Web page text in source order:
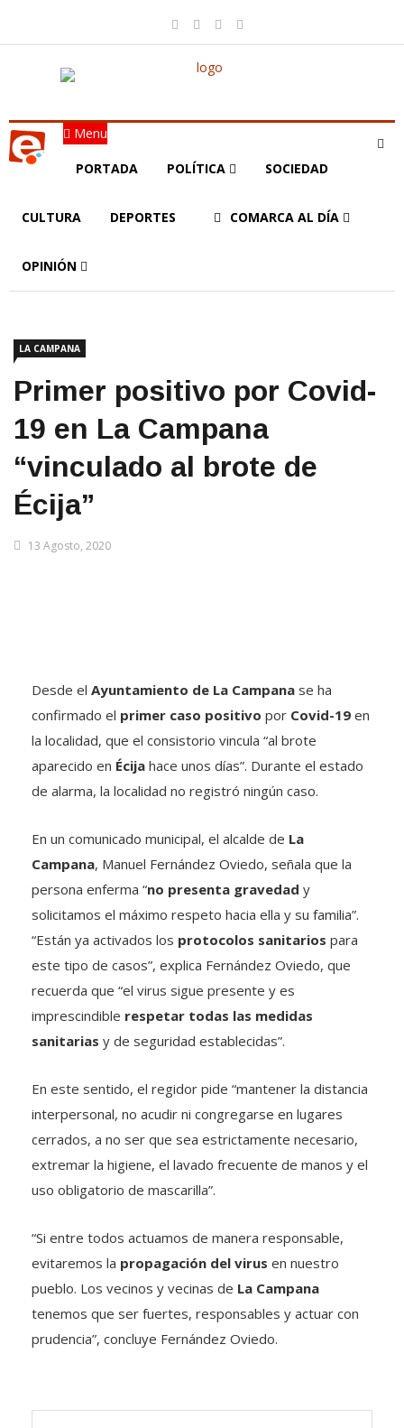
Menu
PORTADA POLÍTICA SOCIEDAD
CULTURA DEPORTES COMARCA AL DÍA
OPINIÓN
LA CAMPANA
Primer positivo por Covid-
19 en La Campana
“vinculado al brote de
Écija”
13 Agosto, 2020
Desde el Ayuntamiento de La Campana se ha
confirmado el primer caso positivo por Covid-19 en
la localidad, que el consistorio vincula “al brote
aparecido en Écija hace unos días”. Durante el estado
de alarma, la localidad no registró ningún caso.
En un comunicado municipal, el alcalde de La
Campana, Manuel Fernández Oviedo, señala que la
persona enferma “no presenta gravedad y
solicitamos el máximo respeto hacia ella y su familia”.
“Están ya activados los protocolos sanitarios para
este tipo de casos”, explica Fernández Oviedo, que
recuerda que “el virus sigue presente y es
imprescindible respetar todas las medidas
sanitarias y de seguridad establecidas”.
En este sentido, el regidor pide “mantener la distancia
interpersonal, no acudir ni congregarse en lugares
cerrados, a no ser que sea estrictamente necesario,
extremar la higiene, el lavado frecuente de manos y el
uso obligatorio de mascarilla”.
“Si entre todos actuamos de manera responsable,
evitaremos la propagación del virus en nuestro
pueblo. Los vecinos y vecinas de La Campana
tenemos que ser fuertes, responsables y actuar con
prudencia”, concluye Fernández Oviedo.